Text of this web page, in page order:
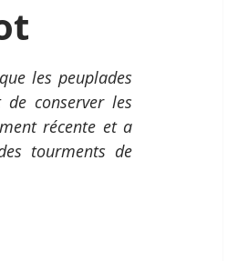
les peuplades
de conserver les
récente et a
tourments de